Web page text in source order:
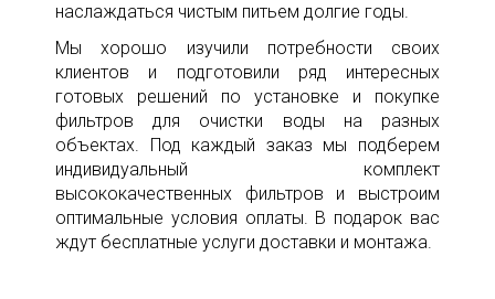
наслаждаться чистым питьем долгие годы.
Мы хорошо изучили потребности своих
клиентов и подготовили ряд интересных
готовых решений по установке и покупке
фильтров для очистки воды на разных
объектах. Под каждый заказ мы подберем
индивидуальный комплект
высококачественных фильтров и выстроим
оптимальные условия оплаты. В подарок вас
ждут бесплатные услуги доставки и монтажа.